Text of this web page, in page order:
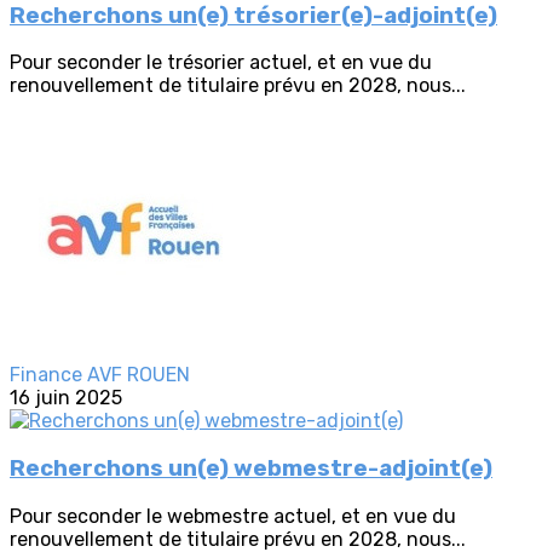
Recherchons un(e) trésorier(e)-adjoint(e)
Pour seconder le trésorier actuel, et en vue du
renouvellement de titulaire prévu en 2028, nous...
Finance AVF ROUEN
16 juin 2025
Recherchons un(e) webmestre-adjoint(e)
Pour seconder le webmestre actuel, et en vue du
renouvellement de titulaire prévu en 2028, nous...